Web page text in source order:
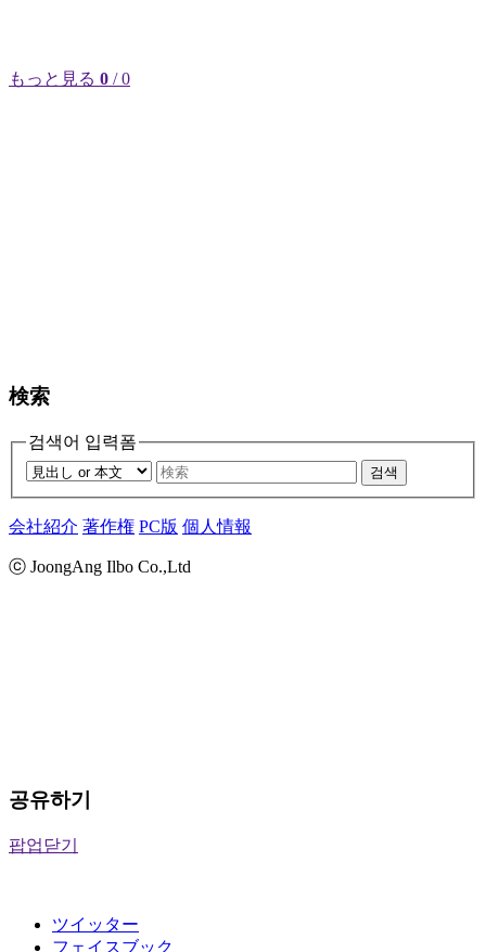
もっと見る 0 / 0
検索
검색어 입력폼
검색
会社紹介 著作権 PC版 個人情報
ⓒ JoongAng Ilbo Co.,Ltd
공유하기
팝업닫기
ツイッター
フェイスブック